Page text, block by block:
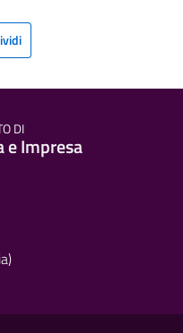
DI
e Impresa